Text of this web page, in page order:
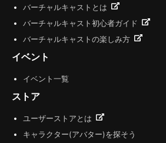
バーチャルキャストとは
バーチャルキャスト初心者ガイド
バーチャルキャストの楽しみ方
イベント
イベント一覧
ストア
ユーザーストアとは
キャラクター(アバター)を探そう